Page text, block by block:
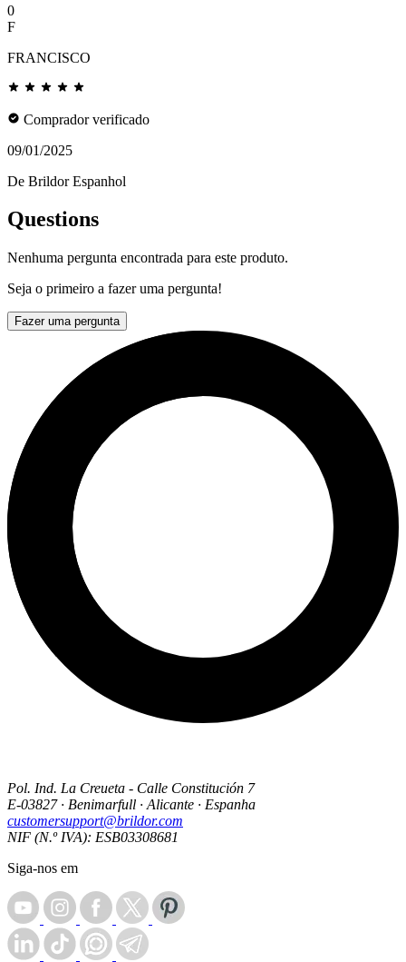
0
F
FRANCISCO
Comprador verificado
09/01/2025
De Brildor Espanhol
Questions
Nenhuma pergunta encontrada para este produto.
Seja o primeiro a fazer uma pergunta!
Fazer uma pergunta
Pol. Ind. La Creueta - Calle Constitución 7
E-03827 · Benimarfull · Alicante · Espanha
customersupport@brildor.com
NIF (N.º IVA): ESB03308681
Siga-nos em